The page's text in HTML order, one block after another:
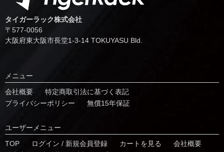
タイガーラック株式会社
〒577-0056
⼤阪府東⼤阪市⻑堂1-3-14 TOKUYASU Bld.
メニュー
会社概要
特定商取引法に基づく表記
プライバシーポリシー
無償15年保証
ユーザーメニュー
TOP
ログイン / 新規会員登録 カートを見る
会社概要